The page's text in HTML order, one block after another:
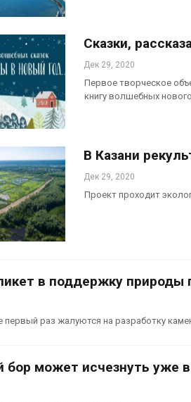
Сказки,
Дек 29, 2020
Первое творческое
книгу волшебных
В Казани
Дек 29, 2020
Проект проходит
в поддержку
раз жалуются на разработку
бор может исчезнуть уже